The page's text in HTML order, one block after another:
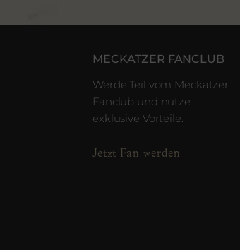
MECKATZER FANCLUB
Werde Teil vom Meckatzer
Fanclub und nutze
exklusive Vorteile.
Jetzt Fan werden